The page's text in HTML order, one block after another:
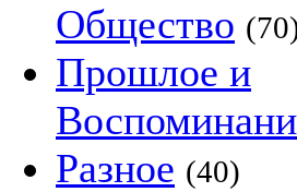
Общество
Прошлое и
Разное (40)